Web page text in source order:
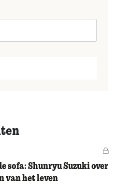
sofa: Shunryu Suzuki over
van het leven